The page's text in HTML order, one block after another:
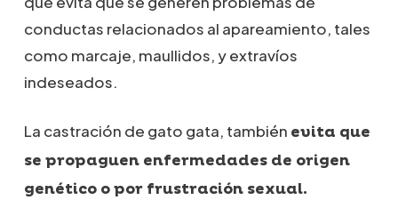
conductas relacionados al apareamiento, tales
como marcaje, maullidos, y extravíos
indeseados.
La castración de gato gata, también evita que
se propaguen enfermedades de origen
genético o por frustración sexual.